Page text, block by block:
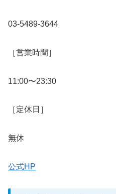
03-5489-3644‬
［営業時間］
11:00〜23:30
［定休日］
無休
公式HP